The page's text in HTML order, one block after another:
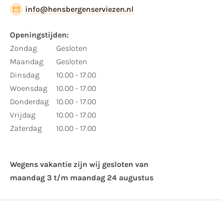
info@hensbergenserviezen.nl
Openingstijden:
Zondag
Maandag
Dinsdag
Woensdag
Donderdag
Vrijdag
Zaterdag
Gesloten
Gesloten
10.00 - 17.00
10.00 - 17.00
10.00 - 17.00
10.00 - 17.00
10.00 - 17.00
Wegens vakantie zijn wij gesloten van ​
maandag 3 t/m maandag 24 augustus